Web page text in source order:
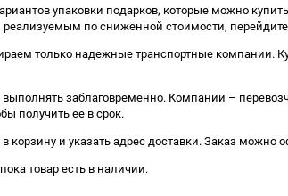
упаковки подарков, которые можно
по сниженной стоимости,
только надежные транспортные компании.
заблаговременно. Компании –
получить ее в срок.
и указать адрес доставки. Заказ можно
товар есть в наличии.